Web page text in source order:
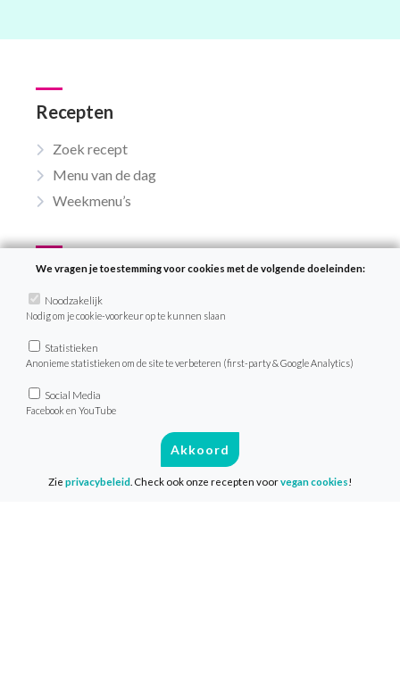
Recepten
Zoek recept
Menu van de dag
Weekmenu’s
VeganChallenge
Over de VeganChallenge
Contact
Privacy & Disclaimer
We vragen je toestemming voor cookies met de volgende doeleinden:
Noodzakelijk
Nodig om je cookie-voorkeur op te kunnen slaan
Statistieken
Anonieme statistieken om de site te verbeteren (first-party & Google Analytics)
Social Media
Facebook en YouTube
Akkoord
Zie privacybeleid . Check ook onze recepten voorvegan cookies!